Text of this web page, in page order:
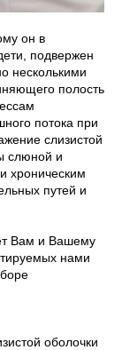
он в
подвержен
несколькими
полость
потока при
слизистой
слюной и
хроническим
путей и
Вам и Вашему
нами
оболочки